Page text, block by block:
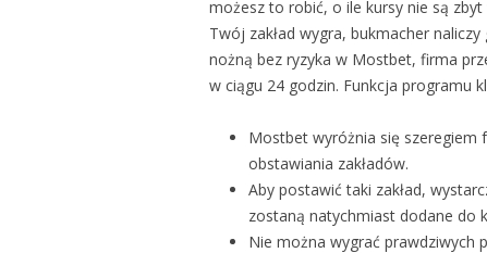
możesz to robić, o ile kursy nie są
Twój zakład wygra, bukmacher
nożną bez ryzyka w Mostbet, firma
w ciągu 24 godzin. Funkcja programu
Mostbet wyróżnia się szeregiem
obstawiania zakładów.
Aby postawić taki zakład,
zostaną natychmiast dodane do
Nie można wygrać prawdziwych